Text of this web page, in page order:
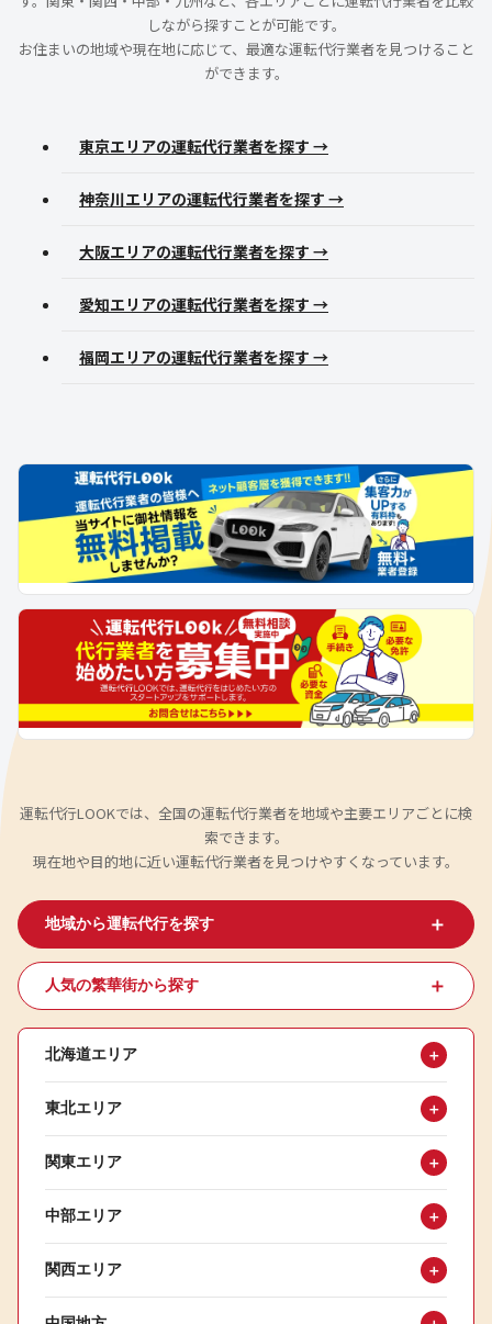
しながら探すことが可能です。
お住まいの地域や現在地に応じて、最適な運転代行業者を見つけること
ができます。
東京エリアの運転代行業者を探す →
神奈川エリアの運転代行業者を探す →
大阪エリアの運転代行業者を探す →
愛知エリアの運転代行業者を探す →
福岡エリアの運転代行業者を探す →
運転代行LOOKでは、全国の運転代行業者を地域や主要エリアごとに検
索できます。
現在地や目的地に近い運転代行業者を見つけやすくなっています。
地域から運転代行を探す ＋
人気の繁華街から探す ＋
北海道エリア ＋
東北エリア ＋
関東エリア ＋
中部エリア ＋
関西エリア ＋